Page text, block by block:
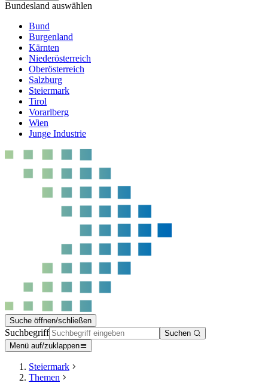
Bundesland auswählen
Bund
Burgenland
Kärnten
Niederösterreich
Oberösterreich
Salzburg
Steiermark
Tirol
Vorarlberg
Wien
Junge Industrie
Suche öffnen/schließen
Suchbegriff
Suchen
Menü auf/zuklappen
Steiermark
Themen